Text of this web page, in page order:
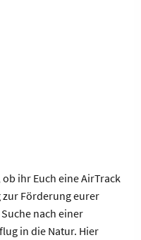
ob ihr Euch eine AirTrack
Förderung eurer
nach einer
in die Natur. Hier